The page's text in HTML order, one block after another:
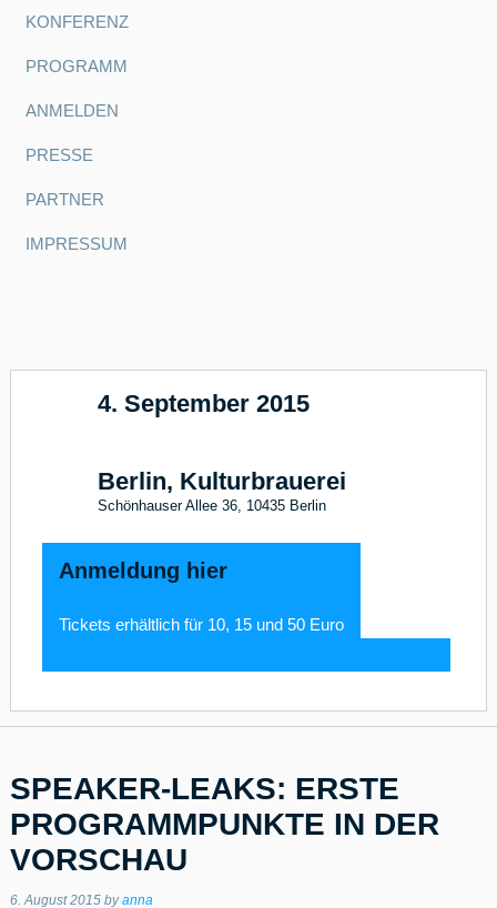
KONFERENZ
PROGRAMM
ANMELDEN
PRESSE
PARTNER
IMPRESSUM
4. September 2015
Berlin, Kulturbrauerei
Schönhauser Allee 36, 10435 Berlin
Anmeldung hier
Tickets erhältlich für 10, 15 und 50 Euro
SPEAKER-LEAKS: ERSTE
PROGRAMMPUNKTE IN DER
VORSCHAU
6. August 2015byanna